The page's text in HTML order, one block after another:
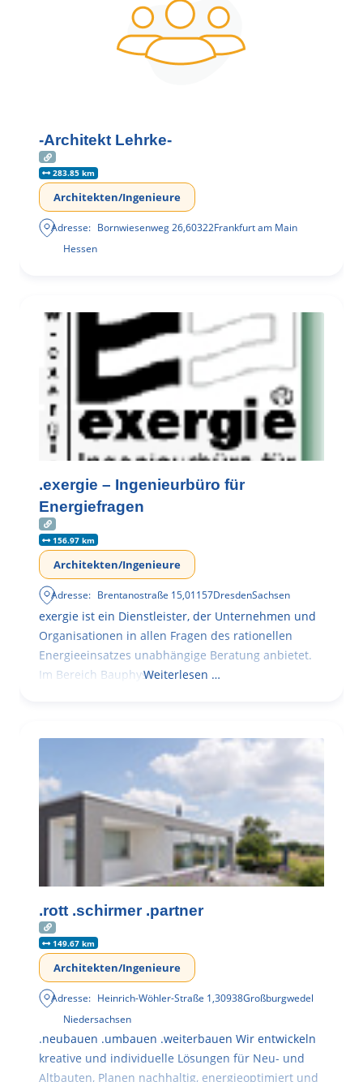
-Architekt Lehrke-
283.85 km
Architekten/Ingenieure
Adresse: Bornwiesenweg 26,60322Frankfurt am Main
Hessen
.exergie – Ingenieurbüro für
Energiefragen
156.97 km
Architekten/Ingenieure
Adresse: Brentanostraße 15,01157DresdenSachsen
exergie ist ein Dienstleister, der Unternehmen und
Organisationen in allen Fragen des rationellen
Energieeinsatzes unabhängige Beratung anbietet.
Im Bereich BauphysikWeiterlesen …
.rott .schirmer .partner
149.67 km
Architekten/Ingenieure
Adresse: Heinrich-Wöhler-Straße 1,30938Großburgwedel
Niedersachsen
.neubauen .umbauen .weiterbauen Wir entwickeln
kreative und individuelle Lösungen für Neu- und
Altbauten, Planen nachhaltig, energieoptimiert und